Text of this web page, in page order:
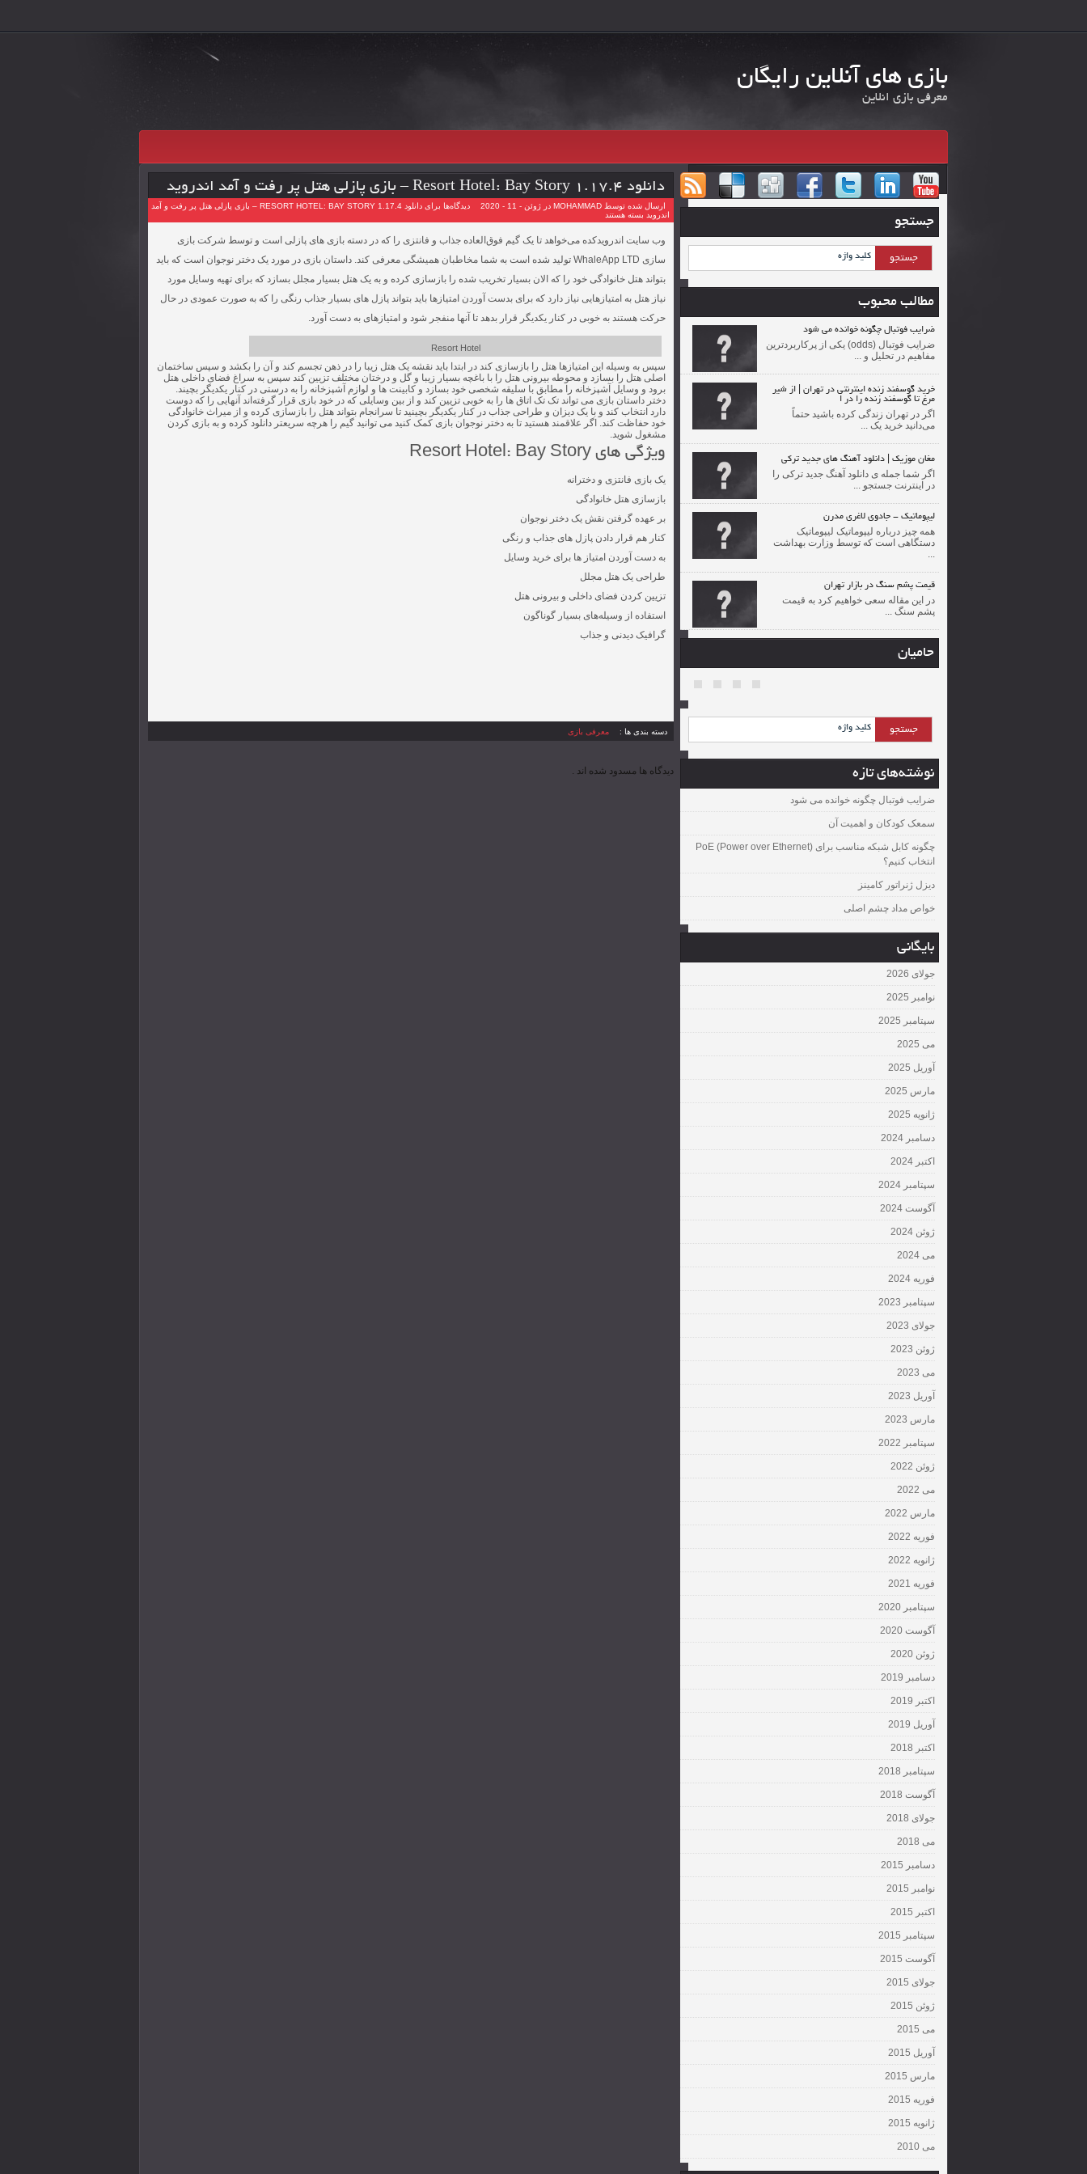
بازی های آنلاین رایگان
معرفی بازی انلاین
دانلود Resort Hotel: Bay Story 1.17.4 – بازی پازلی هتل پر رفت و آمد اندروید
ارسال شده توسط MOHAMMAD در ژوئن - 11 - 2020 دیدگاه‌ها
برای دانلود RESORT HOTEL: BAY STORY 1.17.4 – بازی پازلی هتل پر رفت و آمد
اندروید بسته هستند
وب سایت اندرویدکده می‌خواهد تا یک گیم فوق‌العاده جذاب و فانتزی را که در دسته بازی های پازلی است و توسط شرکت بازی
سازی WhaleApp LTD تولید شده است به شما مخاطبان همیشگی معرفی کند. داستان بازی در مورد یک دختر نوجوان است که باید
بتواند هتل خانوادگی خود را که الان بسیار تخریب شده را بازسازی کرده و به یک هتل بسیار مجلل بسازد که برای تهیه وسایل مورد
نیاز هتل به امتیازهایی نیاز دارد که برای بدست آوردن امتیاز‌ها باید بتواند پازل های بسیار جذاب رنگی را که به صورت عمودی در حال
حرکت هستند به خوبی در کنار یکدیگر قرار بدهد تا آنها منفجر شود و امتیازهای به دست آورد.
Resort Hotel
سپس به وسیله این امتیازها هتل را بازسازی کند در ابتدا باید نقشه یک هتل زیبا را در ذهن تجسم کند و آن را بکشد و سپس ساختمان
اصلی هتل را بسازد و محوطه بیرونی هتل را با باغچه بسیار زیبا و گل و درختان مختلف تزیین کند سپس به سراغ فضای داخلی هتل
برود و وسایل آشپزخانه را مطابق با سلیقه شخصی خود بسازد و کابینت ها و لوازم آشپزخانه را به درستی در کنار یکدیگر بچیند.
دختر داستان بازی می تواند تک تک اتاق ها را به خوبی تزیین کند و از بین وسایلی که در خود بازی قرار گرفته‌اند آنهایی را که دوست
دارد انتخاب کند و با یک دیزان و طراحی جذاب در کنار یکدیگر بچینید تا سرانجام بتواند هتل را بازسازی کرده و از میراث خانوادگی
خود حفاظت کند. اگر علاقمند هستید تا به دختر نوجوان بازی کمک کنید می توانید گیم را هرچه سریعتر دانلود کرده و به بازی کردن
مشغول شوید.
ویژگی های Resort Hotel: Bay Story‏
یک بازی فانتزی و دخترانه
بازسازی هتل خانوادگی
بر عهده گرفتن نقش یک دختر نوجوان
کنار هم قرار دادن پازل های جذاب و رنگی
به دست آوردن امتیاز ها برای خرید وسایل
طراحی یک هتل مجلل
تزیین کردن فضای داخلی و بیرونی هتل
استفاده از وسیله‌های بسیار گوناگون
گرافیک دیدنی و جذاب
دسته بندی ها : معرفی بازی
دیدگاه ها مسدود شده اند .
جستجو
مطالب محبوب
ضرایب فوتبال چگونه خوانده می شود
ضرایب فوتبال (odds) یکی از پرکاربردترین
مفاهیم در تحلیل و ...
خرید گوسفند زنده اینترنتی در تهران | از شیر
مرغ تا گوسفند زنده را در ا
اگر در تهران زندگی کرده باشید حتماً
می‌دانید خرید یک ...
مغان موزیک | دانلود آهنگ های جدید ترکی
اگر شما جمله ی دانلود آهنگ جدید ترکی را
در اینترنت جستجو ...
لیپوماتیک - جادوی لاغری مدرن
همه چیز درباره لیپوماتیک لیپوماتیک
دستگاهی است که توسط وزارت بهداشت
...
قیمت پشم سنگ در بازار تهران
در این مقاله سعی خواهیم کرد به قیمت
پشم سنگ ...
حامیان
نوشته‌های تازه
ضرایب فوتبال چگونه خوانده می شود
سمعک کودکان و اهمیت آن
چگونه کابل شبکه مناسب برای PoE (Power over Ethernet)
انتخاب کنیم؟
دیزل ژنراتور کامینز
خواص مداد چشم اصلی
بایگانی
جولای 2026
نوامبر 2025
سپتامبر 2025
می 2025
آوریل 2025
مارس 2025
ژانویه 2025
دسامبر 2024
اکتبر 2024
سپتامبر 2024
آگوست 2024
ژوئن 2024
می 2024
فوریه 2024
سپتامبر 2023
جولای 2023
ژوئن 2023
می 2023
آوریل 2023
مارس 2023
سپتامبر 2022
ژوئن 2022
می 2022
مارس 2022
فوریه 2022
ژانویه 2022
فوریه 2021
سپتامبر 2020
آگوست 2020
ژوئن 2020
دسامبر 2019
اکتبر 2019
آوریل 2019
اکتبر 2018
سپتامبر 2018
آگوست 2018
جولای 2018
می 2018
دسامبر 2015
نوامبر 2015
اکتبر 2015
سپتامبر 2015
آگوست 2015
جولای 2015
ژوئن 2015
می 2015
آوریل 2015
مارس 2015
فوریه 2015
ژانویه 2015
می 2010